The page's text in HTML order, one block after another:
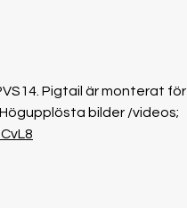
Pigtail är monterat för
bilder /videos;